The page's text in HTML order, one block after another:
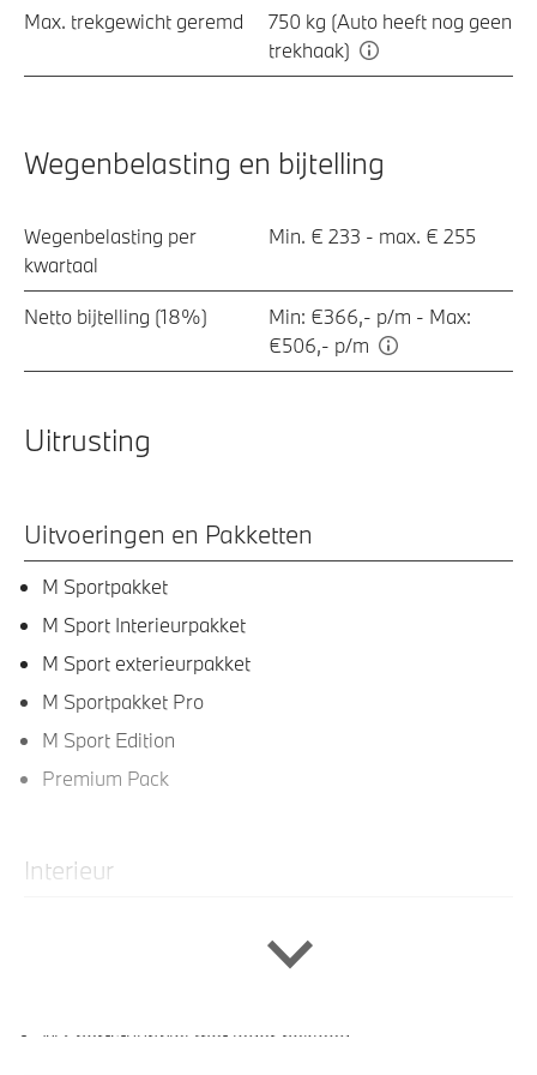
Max. trekgewicht geremd
750 kg (Auto heeft nog geen
trekhaak)
Wegenbelasting en bijtelling
Wegenbelasting per
kwartaal
Min. € 233 - max. € 255
Netto bijtelling (18%)
Min: €366,- p/m - Max:
€506,- p/m
Uitrusting
Uitvoeringen en Pakketten
M Sportpakket
M Sport Interieurpakket
M Sport exterieurpakket
M Sportpakket Pro
M Sport Edition
Premium Pack
Interieur
M Sportstuurwiel met leder bekleed